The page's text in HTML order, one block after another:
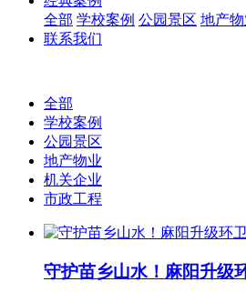
全部 学校案例 公园景区 地产
联系我们
全部
学校案例
公园景区
地产物业
机关企业
市政工程
守护苗乡山水！麻阳升级